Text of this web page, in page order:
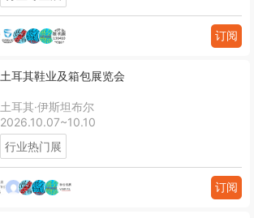
订阅
土耳其鞋业及箱包展览会
土耳其·伊斯坦布尔
2026.10.07~10.10
行业热门展
订阅